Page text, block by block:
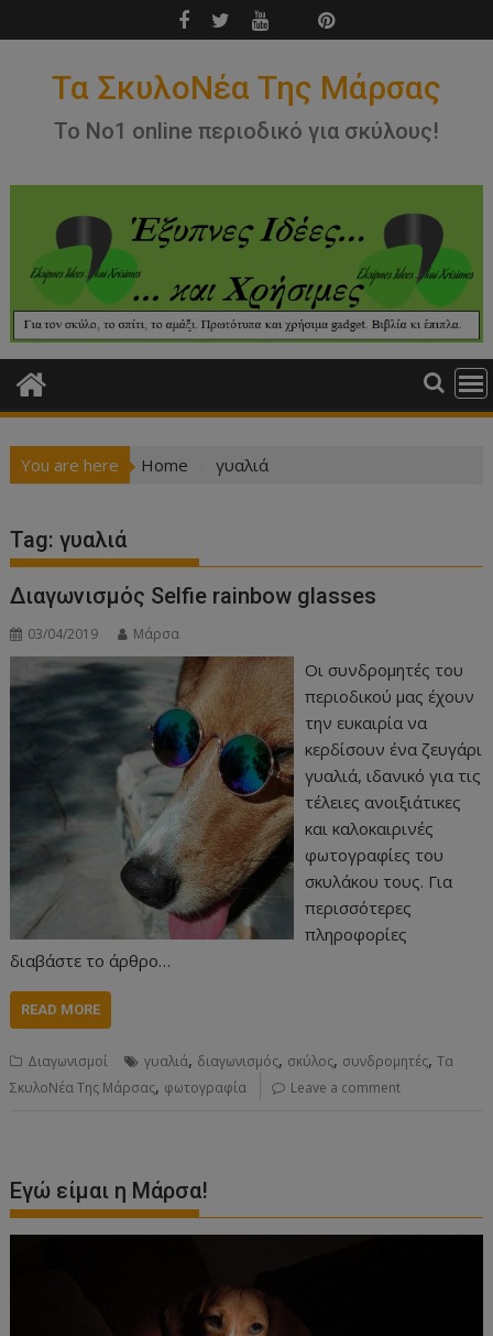
to
Τα ΣκυλοΝέα Της Μάρσας
Το Νο1 online περιοδικό για σκύλους!
You are here Home γυαλιά
Tag:γυαλιά
Διαγωνισμός Selfie rainbow glasses
03/04/2019 Μάρσα
Οι συνδρομητές του
περιοδικού μας έχουν
την ευκαιρία να
κερδίσουν ένα ζευγάρι
γυαλιά, ιδανικό για τις
τέλειες ανοιξιάτικες
και καλοκαιρινές
φωτογραφίες του
σκυλάκου τους. Για
περισσότερες
πληροφορίες
διαβάστε το άρθρο…
READ MORE
Διαγωνισμοί γυαλιά, διαγωνισμός, σκύλος, συνδρομητές,Τα
ΣκυλοΝέα Της Μάρσας, φωτογραφία Leave a comment
Εγώ είμαι η Μάρσα!